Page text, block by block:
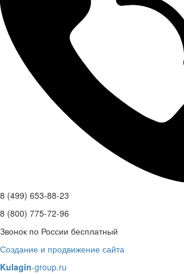
8 (499) 653-88-23
8 (800) 775-72-96
Звонок по России бесплатный
Создание и продвижение сайта
Kulagin-group.ru